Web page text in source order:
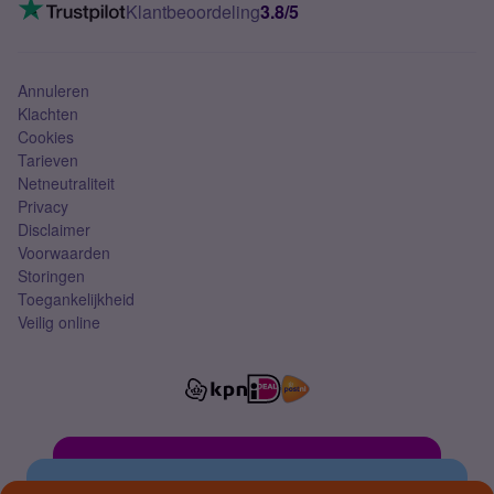
Mobiel abonnement
Klantbeoordeling3.8/5
Annuleren
Klachten
Cookies
Tarieven
Netneutraliteit
Privacy
Disclaimer
Voorwaarden
Storingen
Toegankelijkheid
Veilig online